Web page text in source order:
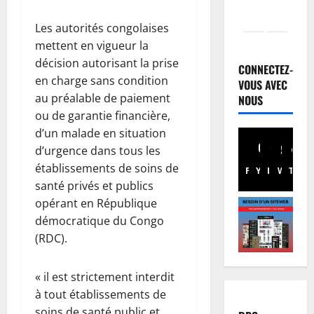
Les autorités congolaises
mettent en vigueur la
décision autorisant la prise
en charge sans condition
au préalable de paiement
ou de garantie financière,
d’un malade en situation
d’urgence dans tous les
établissements de soins de
santé privés et publics
opérant en République
démocratique du Congo
(RDC).
« il est strictement interdit
à tout établissements de
CONNECTEZ-
VOUS AVEC
NOUS
Facebook
Youtube
Instagram
2
Finances
D
C
a
u
r
d
e
D
o
u
3
Justice
c
è
s
F
R
I
Santé
R
D
C